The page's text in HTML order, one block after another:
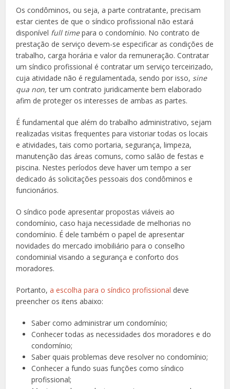
Os condôminos, ou seja, a parte contratante, precisam
estar cientes de que o síndico profissional não estará
disponível full timepara o condomínio. No contrato de
prestação de serviço devem-se especificar as condições de
trabalho, carga horária e valor da remuneração. Contratar
um síndico profissional é contratar um serviço terceirizado,
cuja atividade não é regulamentada, sendo por isso, sine
qua non,ter um contrato juridicamente bem elaborado
afim de proteger os interesses de ambas as partes.
É fundamental que além do trabalho administrativo, sejam
realizadas visitas frequentes para vistoriar todas os locais
e atividades, tais como portaria, segurança, limpeza,
manutenção das áreas comuns, como salão de festas e
piscina. Nestes períodos deve haver um tempo a ser
dedicado ás solicitações pessoais dos condôminos e
funcionários.
O síndico pode apresentar propostas viáveis ao
condomínio, caso haja necessidade de melhorias no
condomínio. É dele também o papel de apresentar
novidades do mercado imobiliário para o conselho
condominial visando a segurança e conforto dos
moradores.
Portanto,a escolha para o síndico profissional deve
preencher os itens abaixo:
Saber como administrar um condomínio;
Conhecer todas as necessidades dos moradores e do
condomínio;
Saber quais problemas deve resolver no condomínio;
Conhecer a fundo suas funções como síndico
profissional;